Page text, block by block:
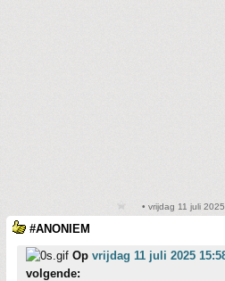
• vrijdag 11 juli
#ANONIEM
Op vrijdag 11 juli 2025
volgende: